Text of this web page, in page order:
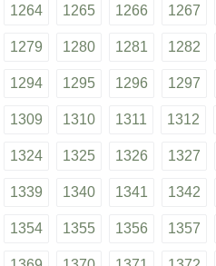
1264 1265 1266 1267
1279 1280 1281 1282
1294 1295 1296 1297
1309 1310 1311 1312
1324 1325 1326 1327
1339 1340 1341 1342
1354 1355 1356 1357